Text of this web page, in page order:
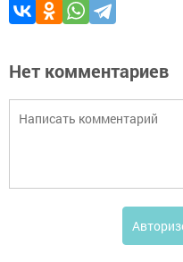
Нет комментариев